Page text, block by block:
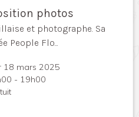
photos
et photographe. Sa
People Flo...
18 mars 2025
- 19h00